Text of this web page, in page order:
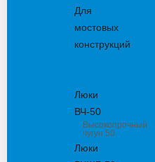
Для
мостовых
конструкций
Люки
ВЧ-50
Высокопрочный
чугун 50
Люки